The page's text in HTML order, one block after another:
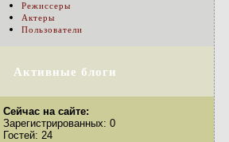
Режиссеры
Актеры
Пользователи
Активные блоги
Сейчас на сайте:
Зарегистрированных: 0
Гостей: 24